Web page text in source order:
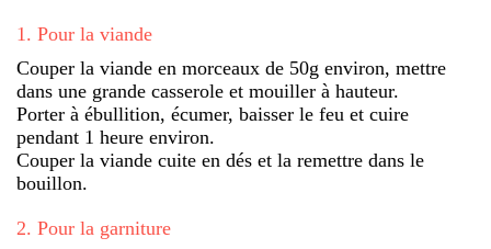
1 . Pour la viande
Couper la viande en morceaux de 50g environ, mettre
dans une grande casserole et mouiller à hauteur.
Porter à ébullition, écumer, baisser le feu et cuire
pendant 1 heure environ.
Couper la viande cuite en dés et la remettre dans le
bouillon.
2. Pour la garniture